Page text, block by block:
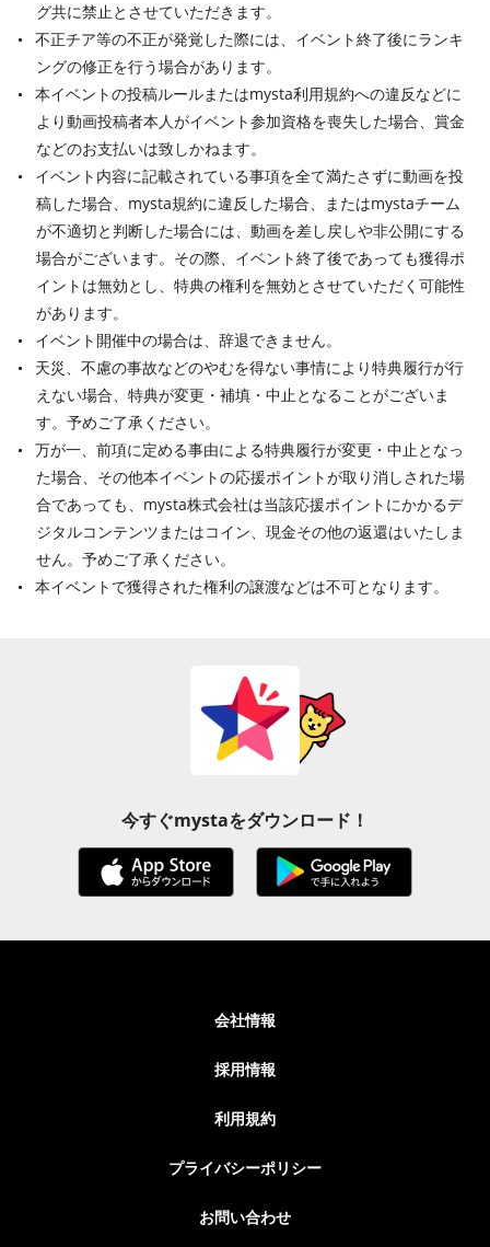
グ共に禁止とさせていただきます。
不正チア等の不正が発覚した際には、イベント終了後にランキ
ングの修正を行う場合があります。
本イベントの投稿ルールまたはmysta利用規約への違反などに
より動画投稿者本人がイベント参加資格を喪失した場合、賞金
などのお支払いは致しかねます。
イベント内容に記載されている事項を全て満たさずに動画を投
稿した場合、mysta規約に違反した場合、またはmystaチーム
が不適切と判断した場合には、動画を差し戻しや非公開にする
場合がございます。その際、イベント終了後であっても獲得ポ
イントは無効とし、特典の権利を無効とさせていただく可能性
があります。
イベント開催中の場合は、辞退できません。
天災、不慮の事故などのやむを得ない事情により特典履行が行
えない場合、特典が変更・補填・中止となることがございま
す。予めご了承ください。
万が一、前項に定める事由による特典履行が変更・中止となっ
た場合、その他本イベントの応援ポイントが取り消しされた場
合であっても、mysta株式会社は当該応援ポイントにかかるデ
ジタルコンテンツまたはコイン、現金その他の返還はいたしま
せん。予めご了承ください。
本イベントで獲得された権利の譲渡などは不可となります。
今すぐmystaをダウンロード！
会社情報
採用情報
利用規約
プライバシーポリシー
お問い合わせ